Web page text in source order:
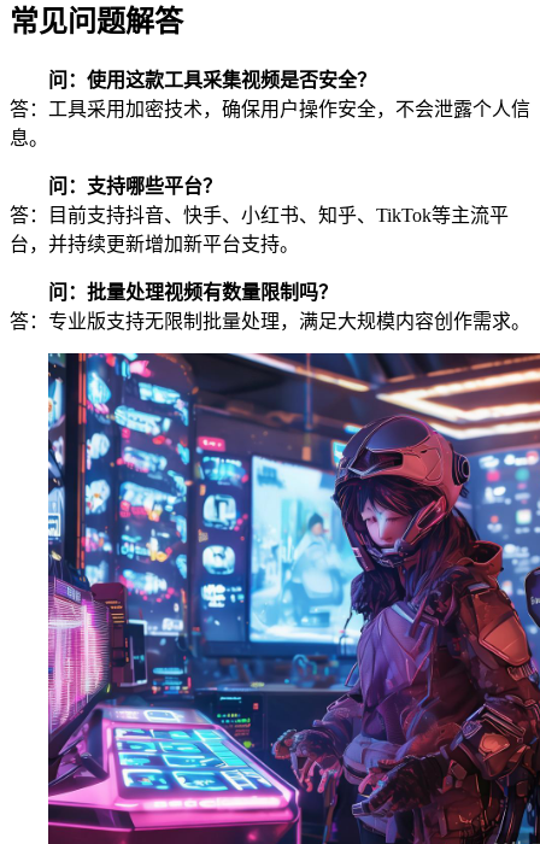
常见问题解答
问：使用这款工具采集视频是否安全？
答：工具采用加密技术，确保用户操作安全，不会泄露个人信
息。
问：支持哪些平台？
答：目前支持抖音、快手、小红书、知乎、TikTok等主流平
台，并持续更新增加新平台支持。
问：批量处理视频有数量限制吗？
答：专业版支持无限制批量处理，满足大规模内容创作需求。